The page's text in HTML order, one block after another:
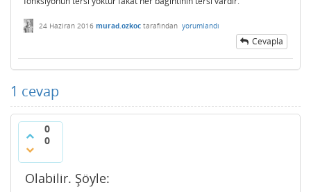
24 Haziran 2016 murad.ozkoc tarafından yorumlandı
Cevapla
1 cevap
0
0
Olabilir. Şöyle: